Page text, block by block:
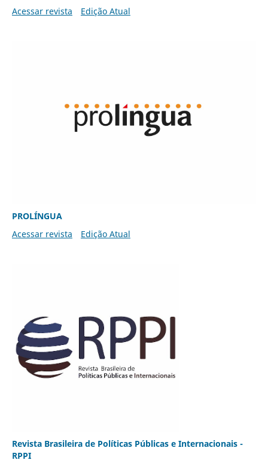
Acessar revista
Edição Atual
PROLÍNGUA
Acessar revista
Edição Atual
Revista Brasileira de Políticas Públicas e Internacionais -
RPPI